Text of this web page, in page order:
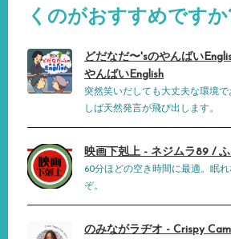
くのがおすすめですか
どだなだ〜'sのやんばい
やんばいEnglish
突然笑いだしても大丈夫な環境
しば天然発言が飛び出します。
映画下剋上 - ネジムラ89 /
60分ほどの空き時間に最適。眠
ぞ。
のみながラヂオ - Crispy